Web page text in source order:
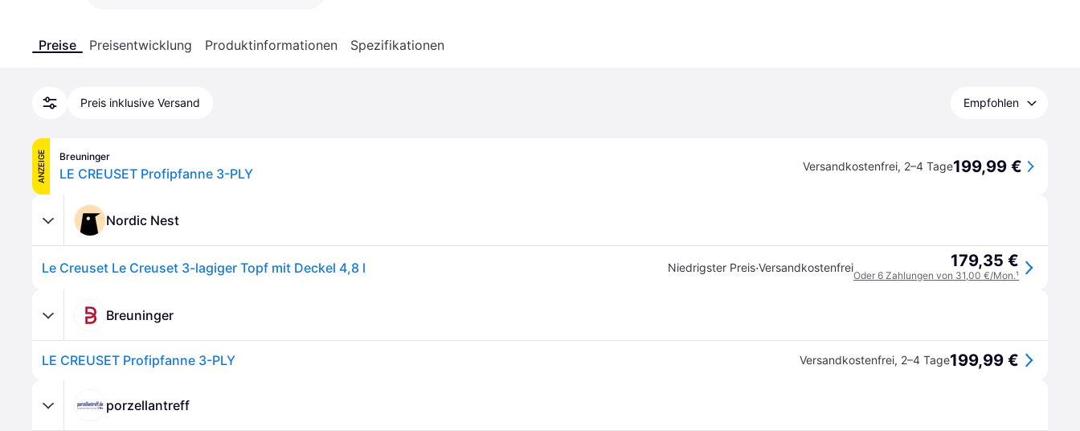
Preise Preisentwicklung Produktinformationen Spezifikationen
Preis inklusive Versand Empfohlen
ANZEIGE Breuninger
LE CREUSET Profipfanne 3-PLY Versandkostenfrei, 2–4 Tage199,99 €
Nordic Nest
Le Creuset Le Creuset 3-lagiger Topf mit Deckel 4,8 l Niedrigster Preis·Versandkostenfrei 179,35 €
Oder 6 Zahlungen von 31,00 €/Mon.¹
Breuninger
LE CREUSET Profipfanne 3-PLY Versandkostenfrei, 2–4 Tage199,99 €
porzellantreff